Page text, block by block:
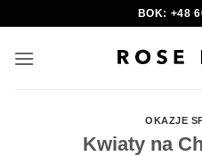
content
BOK: +48
OKAZJE
Kwiaty na